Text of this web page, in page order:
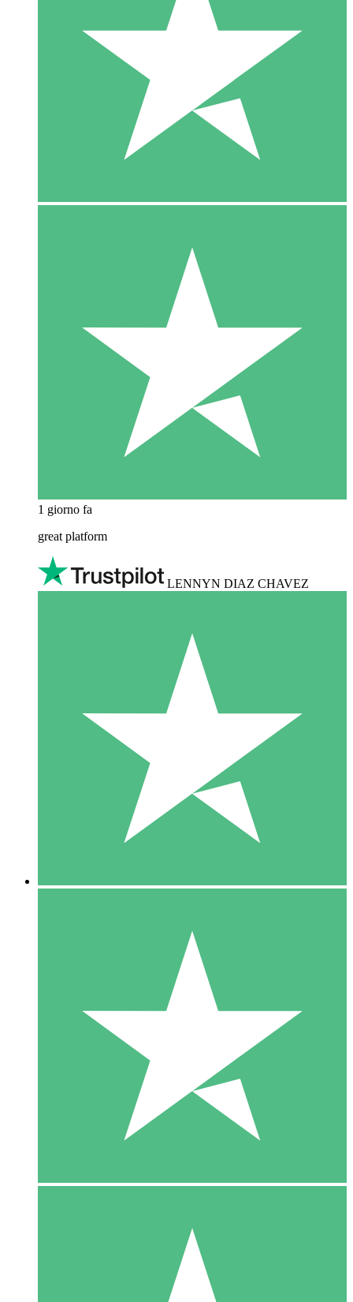
1 giorno fa
great platform
LENNYN DIAZ CHAVEZ